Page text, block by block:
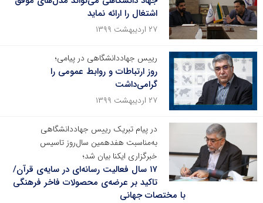
اشتغال را ارائه نماید
۲۷ اردیبهشت ۱۳۹۹
رییس جهاددانشگاهی در پیامی؛
روز ارتباطات و روابط عمومی را
گرامی‌داشت
۲۷ اردیبهشت ۱۳۹۹
در پیام تبریک رییس جهاددانشگاهی
به‌مناسبت هفدهمین سال‌روز تاسیس
خبرگزاری ایکنا بیان شد؛
۱۷ سال فعالیت رسانه‌ای در سایه‌ی قرآن/
تاکید بر عرضه‌ی محصولات فاخر فرهنگی
با مختصات جهانی